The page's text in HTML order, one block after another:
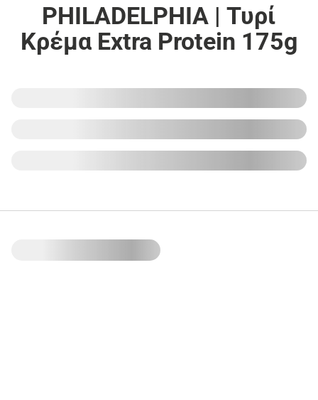
PHILADELPHIA | Τυρί
Κρέμα Extra Protein 175g